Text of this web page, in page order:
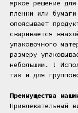
яркое решение
пленки или
опоясывает
сваривается
упаковочного
размеру
небольшим. !
так и для
Преимущества
Привлекательный